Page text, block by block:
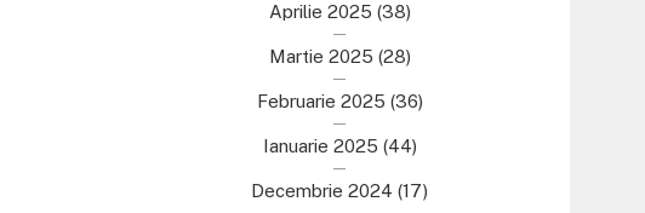
Aprilie 2025 (38)
Martie 2025 (28)
Februarie 2025 (36)
Ianuarie 2025 (44)
Decembrie 2024 (17)